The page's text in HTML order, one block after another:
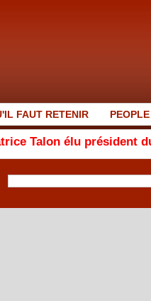
FAUT RETENIR
président du Sénat